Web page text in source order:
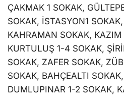
ÇAKMAK 1 SOKAK,
SOKAK, İSTASYON1
KAHRAMAN SOKAK, KAZIM
KURTULUŞ 1-4 SOKAK,
SOKAK, ZAFER SOKAK,
SOKAK, BAHÇEALTI
DUMLUPINAR 1-2 SOKAK,